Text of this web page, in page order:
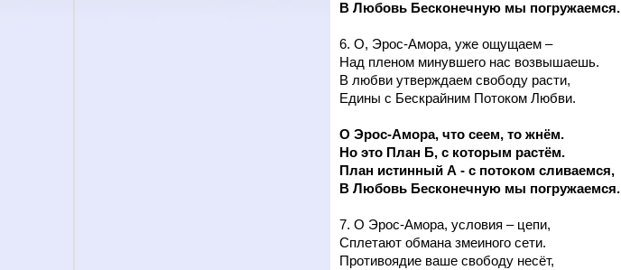
В Любовь Бесконечную мы погружаемся.
6. О, Эрос-Амора, уже ощущаем –
Над пленом минувшего нас возвышаешь.
В любви утверждаем свободу расти,
Едины с Бескрайним Потоком Любви.
О Эрос-Амора, что сеем, то жнём.
Но это План Б, с которым растём.
План истинный А - с потоком сливаемся,
В Любовь Бесконечную мы погружаемся.
7. О Эрос-Амора, условия – цепи,
Сплетают обмана змеиного сети.
Противоядие ваше свободу несёт,